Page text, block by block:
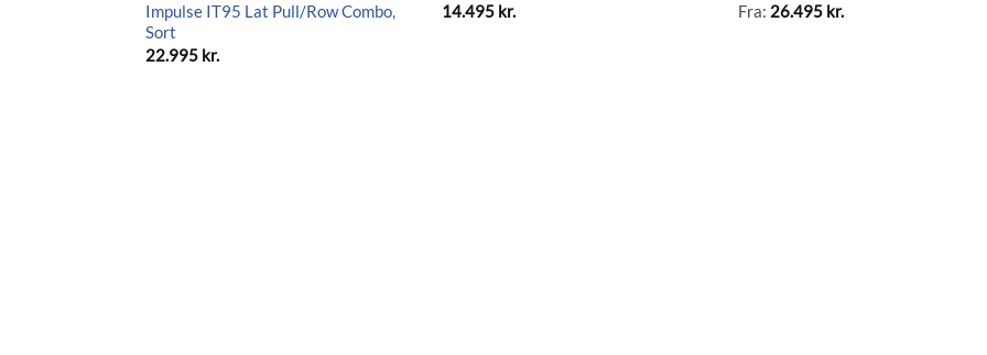
Impulse IT95 Lat Pull/Row Combo,
Sort
22.995 kr.
14.495 kr.
Fra: 26.495 kr.